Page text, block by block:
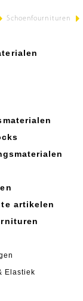
> Schoenfournituren >
artikelen
Elastiek